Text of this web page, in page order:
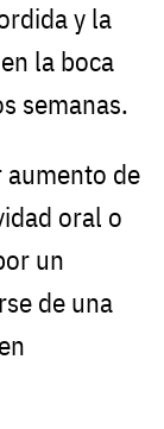
y la
la boca
semanas.
de
oral o
un
de una